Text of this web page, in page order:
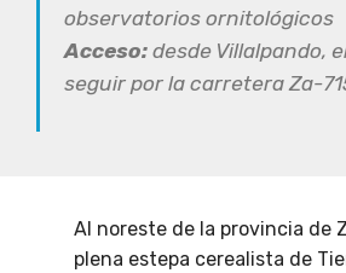
observatorios ornitológicos
Acceso: desde Villalpando,
seguir por la carretera Za-
Al noreste de la provincia de
plena estepa cerealista de